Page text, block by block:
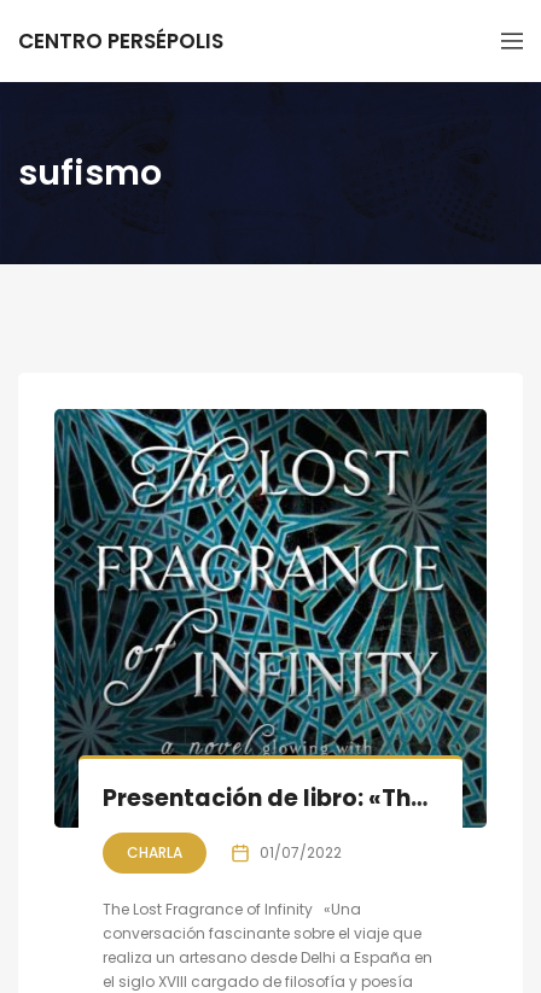
CENTRO PERSÉPOLIS
sufismo
Presentación de libro: «The Lost Fragrance of Infinity»
CHARLA 01/07/2022
The Lost Fragrance of Infinity «Una
conversación fascinante sobre el viaje que
realiza un artesano desde Delhi a España en
el siglo XVIII cargado de filosofía y poesía